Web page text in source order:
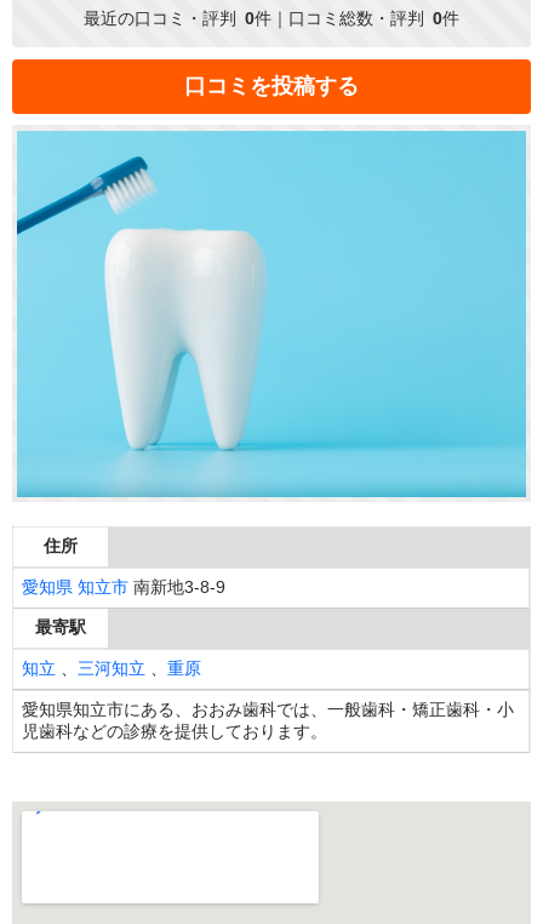
最近の口コミ・評判 0件｜口コミ総数・評判 0件
口コミを投稿する
住所
愛知県 知立市 南新地3-8-9
最寄駅
知立 三河知立 重原
愛知県知立市にある、おおみ歯科では、一般歯科・矯正歯科・小
児歯科などの診療を提供しております。